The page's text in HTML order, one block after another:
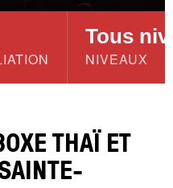
Tous
NIVEAUX
THAÏ ET